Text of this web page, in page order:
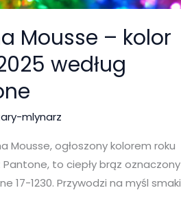
Mousse – kolor
według
mlynarz
Mousse, ogłoszony kolorem roku
Pantone, to ciepły brąz oznaczony
17-1230. Przywodzi na myśl smaki